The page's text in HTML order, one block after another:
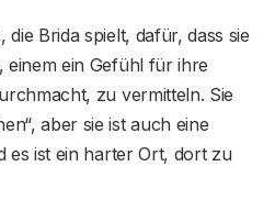
Brida spielt, dafür, dass sie
ein Gefühl für ihre
zu vermitteln. Sie
aber sie ist auch eine
es ist ein harter Ort, dort zu